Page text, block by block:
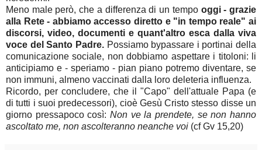
Meno male però, che a differenza di un tempo oggi - grazie
alla Rete - abbiamo accesso diretto e "in tempo reale" ai
discorsi, video, documenti e quant'altro esca dalla viva
voce del Santo Padre.Possiamo bypassare i portinai della
comunicazione sociale, non dobbiamo aspettare i titoloni: li
anticipiamo e - speriamo - pian piano potremo diventare, se
non immuni, almeno vaccinati dalla loro deleteria influenza.
Ricordo, per concludere, che il "Capo" dell'attuale Papa (e
di tutti i suoi predecessori), cioè Gesù Cristo stesso disse un
giorno pressapoco così: Non ve la prendete, se non hanno
ascoltato me, non ascolteranno neanche voi (cf Gv 15,20)